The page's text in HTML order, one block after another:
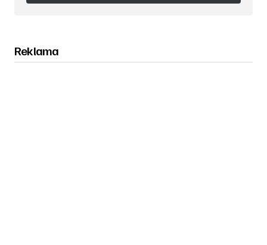
Obserwuj nas na Instagramie
Reklama